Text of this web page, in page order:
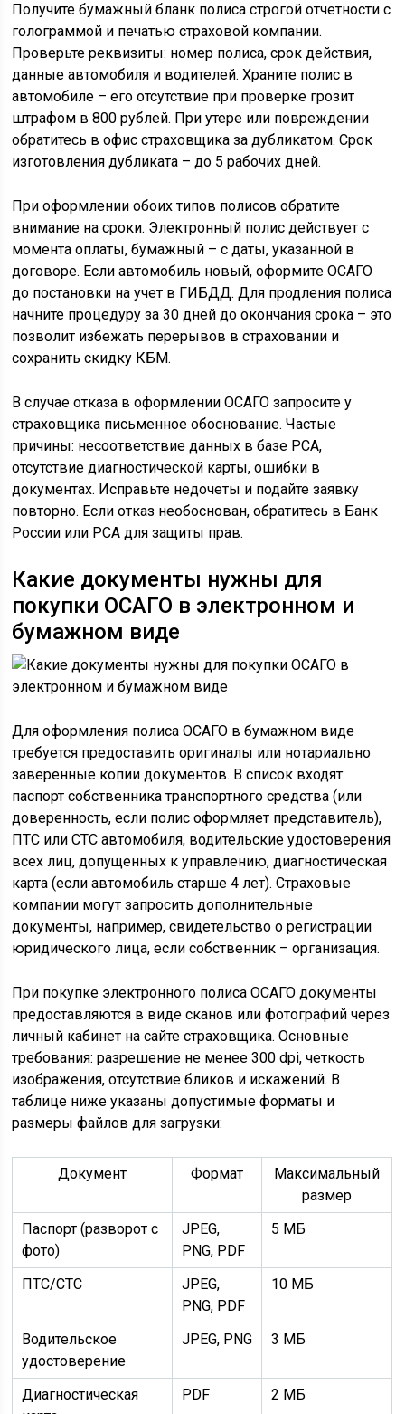
Получите бумажный бланк полиса строгой отчетности с
голограммой и печатью страховой компании.
Проверьте реквизиты: номер полиса, срок действия,
данные автомобиля и водителей. Храните полис в
автомобиле – его отсутствие при проверке грозит
штрафом в 800 рублей. При утере или повреждении
обратитесь в офис страховщика за дубликатом. Срок
изготовления дубликата – до 5 рабочих дней.
При оформлении обоих типов полисов обратите
внимание на сроки. Электронный полис действует с
момента оплаты, бумажный – с даты, указанной в
договоре. Если автомобиль новый, оформите ОСАГО
до постановки на учет в ГИБДД. Для продления полиса
начните процедуру за 30 дней до окончания срока – это
позволит избежать перерывов в страховании и
сохранить скидку КБМ.
В случае отказа в оформлении ОСАГО запросите у
страховщика письменное обоснование. Частые
причины: несоответствие данных в базе РСА,
отсутствие диагностической карты, ошибки в
документах. Исправьте недочеты и подайте заявку
повторно. Если отказ необоснован, обратитесь в Банк
России или РСА для защиты прав.
Какие документы нужны для
покупки ОСАГО в электронном и
бумажном виде
Для оформления полиса ОСАГО в бумажном виде
требуется предоставить оригиналы или нотариально
заверенные копии документов. В список входят:
паспорт собственника транспортного средства (или
доверенность, если полис оформляет представитель),
ПТС или СТС автомобиля, водительские удостоверения
всех лиц, допущенных к управлению, диагностическая
карта (если автомобиль старше 4 лет). Страховые
компании могут запросить дополнительные
документы, например, свидетельство о регистрации
юридического лица, если собственник – организация.
При покупке электронного полиса ОСАГО документы
предоставляются в виде сканов или фотографий через
личный кабинет на сайте страховщика. Основные
требования: разрешение не менее 300 dpi, четкость
изображения, отсутствие бликов и искажений. В
таблице ниже указаны допустимые форматы и
размеры файлов для загрузки:
Документ Формат
Максимальный
размер
Паспорт (разворот с
фото)
JPEG,
PNG, PDF
5 МБ
ПТС/СТС
JPEG,
PNG, PDF
10 МБ
Водительское
удостоверение
JPEG, PNG 3 МБ
Диагностическая
PDF 2 МБ